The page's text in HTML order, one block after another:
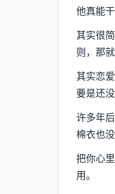
他真能
其实很
则，那就
其实恋
要是还
许多年
棉衣也
把你心
用。